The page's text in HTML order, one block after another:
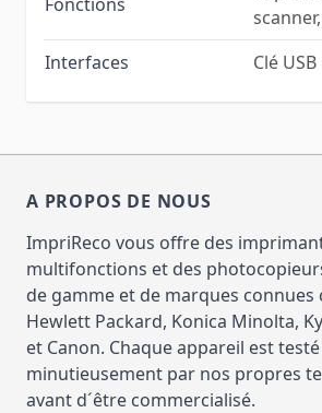
Interfaces
Clé USB
A PROPOS DE NOUS
ImpriReco vous offre des
multifonctions et des
de gamme et de marques connues
Hewlett Packard, Konica Minolta,
et Canon. Chaque appareil est
minutieusement par nos propres
avant d´être commercialisé.